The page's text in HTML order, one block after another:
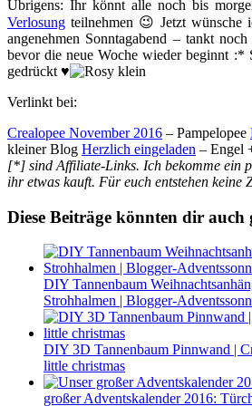
Übrigens: Ihr könnt alle noch bis
Verlosung teilnehmen 😉 Jetzt wünsche
angenehmen Sonntagabend – tankt
bevor die neue Woche wieder beginnt :*
gedrückt ♥
Verlinkt bei:
Crealopee November 2016 – Pampelopee
kleiner Blog Herzlich eingeladen – Engel
[*] sind Affiliate-Links. Ich bekomme ein
ihr etwas kauft. Für euch entstehen keine
Diese Beiträge könnten dir auch
DIY Tannenbaum
Strohhalmen | Blogger-
DIY 3D Tannenbaum Pinnwand |
little christmas
großer Adventskalender 2016: